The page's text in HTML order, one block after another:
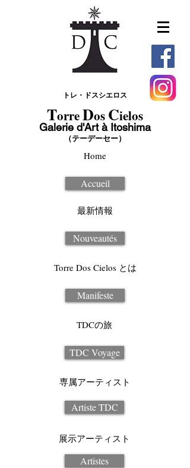
トレ・ドスシエロス
TorreDos Cielos
Galerie d'Art à Itoshima
（テーデーセー）
Home
Accueil
最新情報
Nouveautés
Torre Dos Cielos とは
Manifeste
TDCの旅
TDC Voyage
専属アーティスト
Artiste TDC
展示アーティスト
Artistes